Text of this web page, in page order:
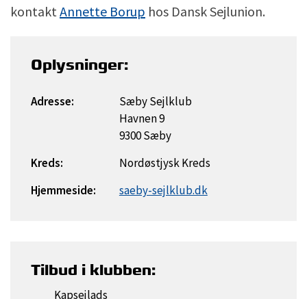
kontaktAnnette Borup hos Dansk Sejlunion.
Oplysninger:
Adresse:
Sæby Sejlklub
Havnen 9
9300 Sæby
Kreds:
Nordøstjysk Kreds
Hjemmeside:
saeby-sejlklub.dk
Tilbud i klubben:
Kapsejlads